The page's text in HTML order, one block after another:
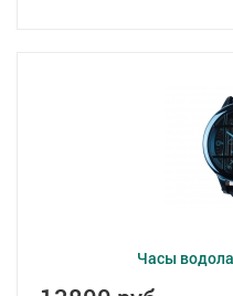
Часы